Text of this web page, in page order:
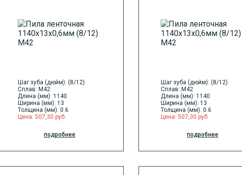
Шаг зуба (дюйм): (8/12)
Сплав: M42
Длина (мм): 1140
Ширина (мм): 13
Толщина (мм): 0.6
Цена: 507,30 руб.
подробнее
Шаг зуба (дюйм): (8/12)
Сплав: M42
Длина (мм): 1140
Ширина (мм): 13
Толщина (мм): 0.6
Цена: 507,30 руб.
подробнее